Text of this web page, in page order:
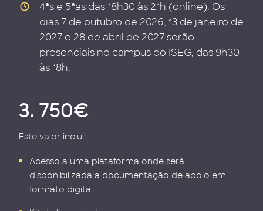
4ªs e 5ªas das 18h30 às 21h (online). Os
dias 7 de outubro de 2026, 13 de janeiro de
2027 e 28 de abril de 2027 serão
presenciais no campus do ISEG, das 9h30
às 18h.
3. 750€
Este valor inclui:
Acesso a uma plataforma onde será
disponibilizada a documentação de apoio em
formato digital